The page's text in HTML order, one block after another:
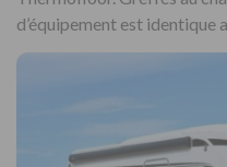
d’équipement est identique